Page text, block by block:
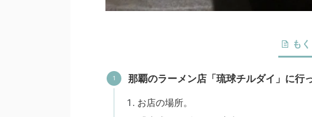
も
那覇のラーメン店「琉球チルダイ」に行
お店の場所。